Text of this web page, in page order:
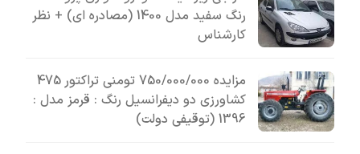
رنگ سفید مدل 1400 (مصادره ای) + نظر
کارشناس
مزایده 750/000/000 تومنی تراکتور 475
کشاورزی دو دیفرانسیل رنگ : قرمز مدل :
1396 (توقیفی دولت)